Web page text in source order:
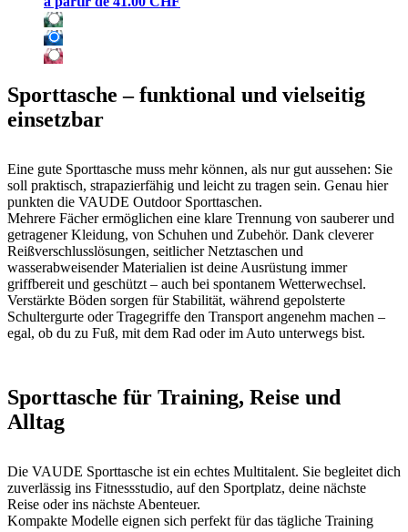
Sporttasche – funktional und vielseitig
einsetzbar
Eine gute Sporttasche muss mehr können, als nur gut aussehen: Sie
soll praktisch, strapazierfähig und leicht zu tragen sein. Genau hier
punkten die VAUDE Outdoor Sporttaschen.
Mehrere Fächer ermöglichen eine klare Trennung von sauberer und
getragener Kleidung, von Schuhen und Zubehör. Dank cleverer
Reißverschlusslösungen, seitlicher Netztaschen und
wasserabweisender Materialien ist deine Ausrüstung immer
griffbereit und geschützt – auch bei spontanem Wetterwechsel.
Verstärkte Böden sorgen für Stabilität, während gepolsterte
Schultergurte oder Tragegriffe den Transport angenehm machen –
egal, ob du zu Fuß, mit dem Rad oder im Auto unterwegs bist.
Sporttasche für Training, Reise und
Alltag
Die VAUDE Sporttasche ist ein echtes Multitalent. Sie begleitet dich
zuverlässig ins Fitnessstudio, auf den Sportplatz, deine nächste
Reise oder ins nächste Abenteuer.
Kompakte Modelle eignen sich perfekt für das tägliche Training